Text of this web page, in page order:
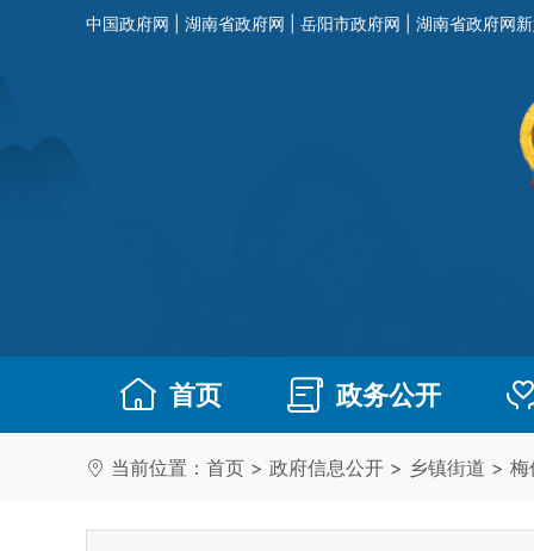
中国政府网 湖南省政府网 岳阳市政府网 湖南省政府网
首页 政务公开
当前位置： 首页 > 政府信息公开 > 乡镇街道 > 梅